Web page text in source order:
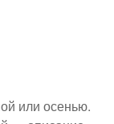
или осенью.